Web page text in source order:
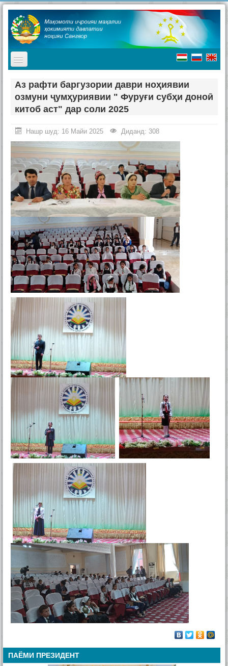
TPL_PROTOSTAR_TOGGLE_MENU
Мақомоти иҷроия
Ҷашнҳо дар ноҳия
Ташриф ба ноҳия
Туризм
Хабарҳо
Наворҳо
Тамос
Аз рафти баргузории даври ноҳиявии
озмуни ҷумҳуриявии " Фуруғи субҳи доноӣ
китоб аст" дар соли 2025
Нашр шуд: 16 Майи 2025 Диданд: 308
ПАЁМИ ПРЕЗИДЕНТ